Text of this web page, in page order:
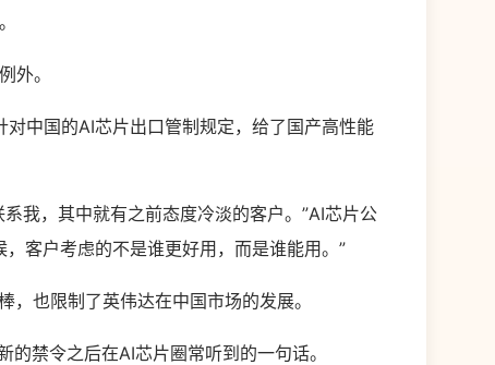
外。
中国的AI芯片出口管制规定，给了国产高性能
我，其中就有之前态度冷淡的客户。”AI芯片公
客户考虑的不是谁更好用，而是谁能用。”
也限制了英伟达在中国市场的发展。
的禁令之后在AI芯片圈常听到的一句话。